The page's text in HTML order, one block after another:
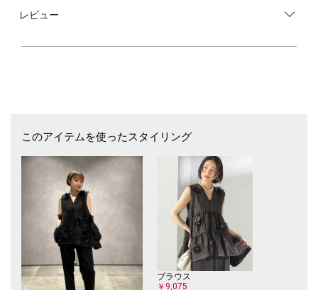
レビュー
このアイテムを使ったスタイリング
ブラウス
￥9,075